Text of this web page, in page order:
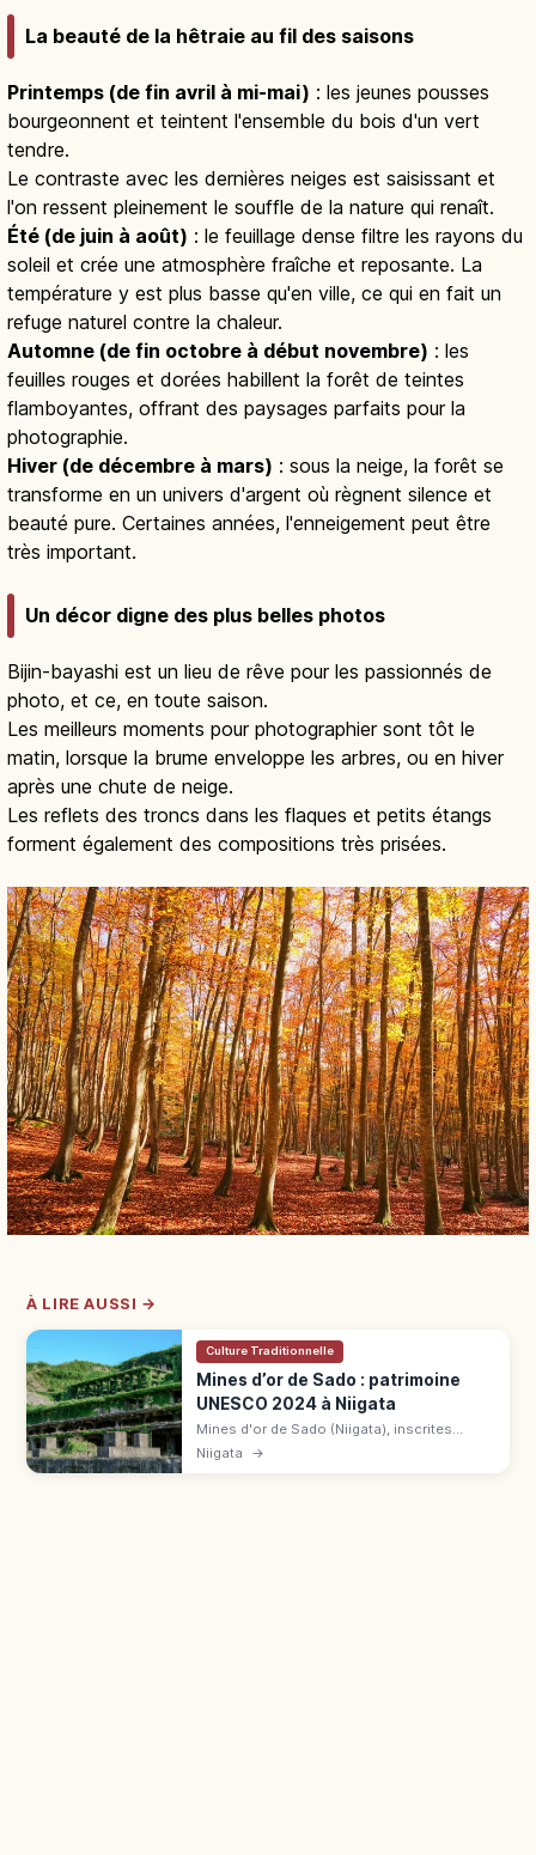
La beauté de la hêtraie au fil des saisons
Printemps (de fin avril à mi-mai) : les jeunes pousses
bourgeonnent et teintent l'ensemble du bois d'un vert
tendre.
Le contraste avec les dernières neiges est saisissant et
l'on ressent pleinement le souffle de la nature qui renaît.
Été (de juin à août) : le feuillage dense filtre les rayons du
soleil et crée une atmosphère fraîche et reposante. La
température y est plus basse qu'en ville, ce qui en fait un
refuge naturel contre la chaleur.
Automne (de fin octobre à début novembre) : les
feuilles rouges et dorées habillent la forêt de teintes
flamboyantes, offrant des paysages parfaits pour la
photographie.
Hiver (de décembre à mars) : sous la neige, la forêt se
transforme en un univers d'argent où règnent silence et
beauté pure. Certaines années, l'enneigement peut être
très important.
Un décor digne des plus belles photos
Bijin-bayashi est un lieu de rêve pour les passionnés de
photo, et ce, en toute saison.
Les meilleurs moments pour photographier sont tôt le
matin, lorsque la brume enveloppe les arbres, ou en hiver
après une chute de neige.
Les reflets des troncs dans les flaques et petits étangs
forment également des compositions très prisées.
À LIRE AUSSI →
Culture Traditionnelle
Mines d’or de Sado : patrimoine
UNESCO 2024 à Niigata
Mines d'or de Sado (Niigata), inscrites
UNESCO le 27 juil. 2024. Filon Aikawa
découvert en 1601, fente Dōyū-no-Wareto,
Niigata →